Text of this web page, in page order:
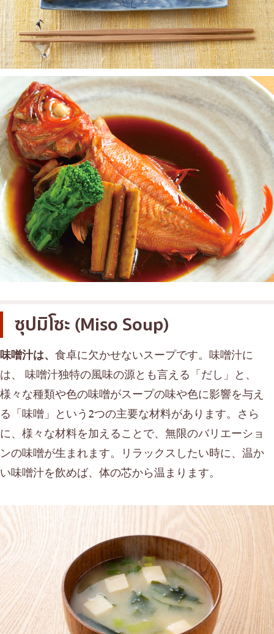
ซุปมิโซะ (Miso Soup)
味噌汁は、 食卓に欠かせないスープです。味噌汁に
は、
味噌汁独特の風味の源とも言える「だし」と、
様々な種類や色の味噌がスープの味や色に影響を与え
る「味噌」という2つの主要な材料があります。さら
に、様々な材料を加えることで、無限のバリエーショ
ンの味噌が生まれます。リラックスしたい時に、温か
い味噌汁を飲めば、体の芯から温まります。